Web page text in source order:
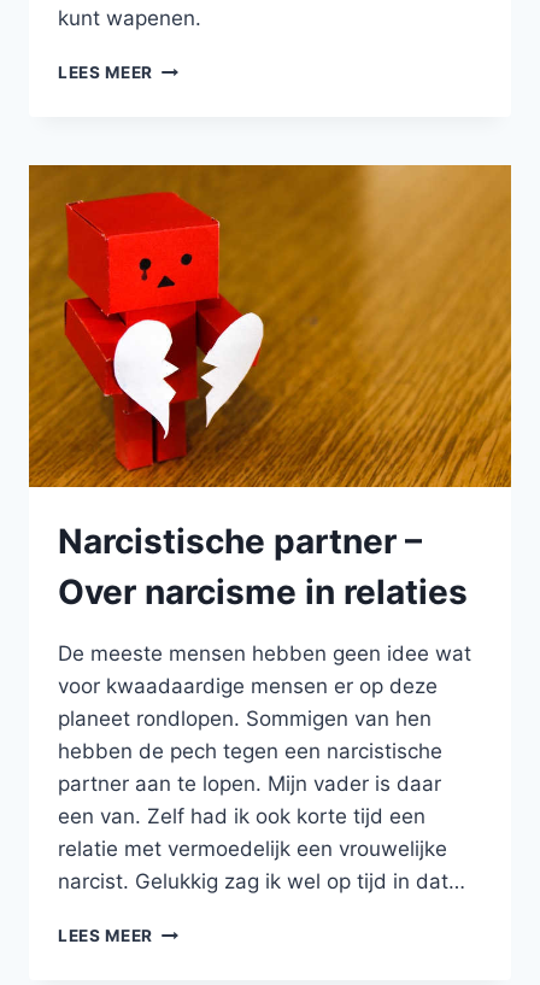
kunt wapenen.
LEES MEER GASLIGHTING
Narcistische partner –
Over narcisme in relaties
De meeste mensen hebben geen idee wat
voor kwaadaardige mensen er op deze
planeet rondlopen. Sommigen van hen
hebben de pech tegen een narcistische
partner aan te lopen. Mijn vader is daar
een van. Zelf had ik ook korte tijd een
relatie met vermoedelijk een vrouwelijke
narcist. Gelukkig zag ik wel op tijd in dat…
LEES MEER NARCISTISCHE